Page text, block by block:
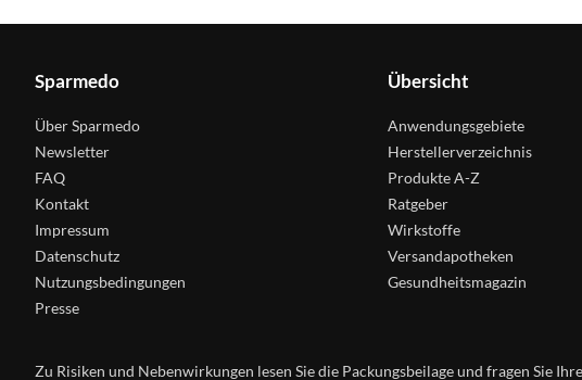
Sparmedo
Über Sparmedo
Newsletter
FAQ
Kontakt
Impressum
Datenschutz
Nutzungsbedingungen
Presse
Übersicht
Anwendungsgebiete
Herstellerverzeichnis
Produkte A-Z
Ratgeber
Wirkstoffe
Versandapotheken
Gesundheitsmagazin
Zu Risiken und Nebenwirkungen lesen Sie die Packungsbeilage und fragen Sie